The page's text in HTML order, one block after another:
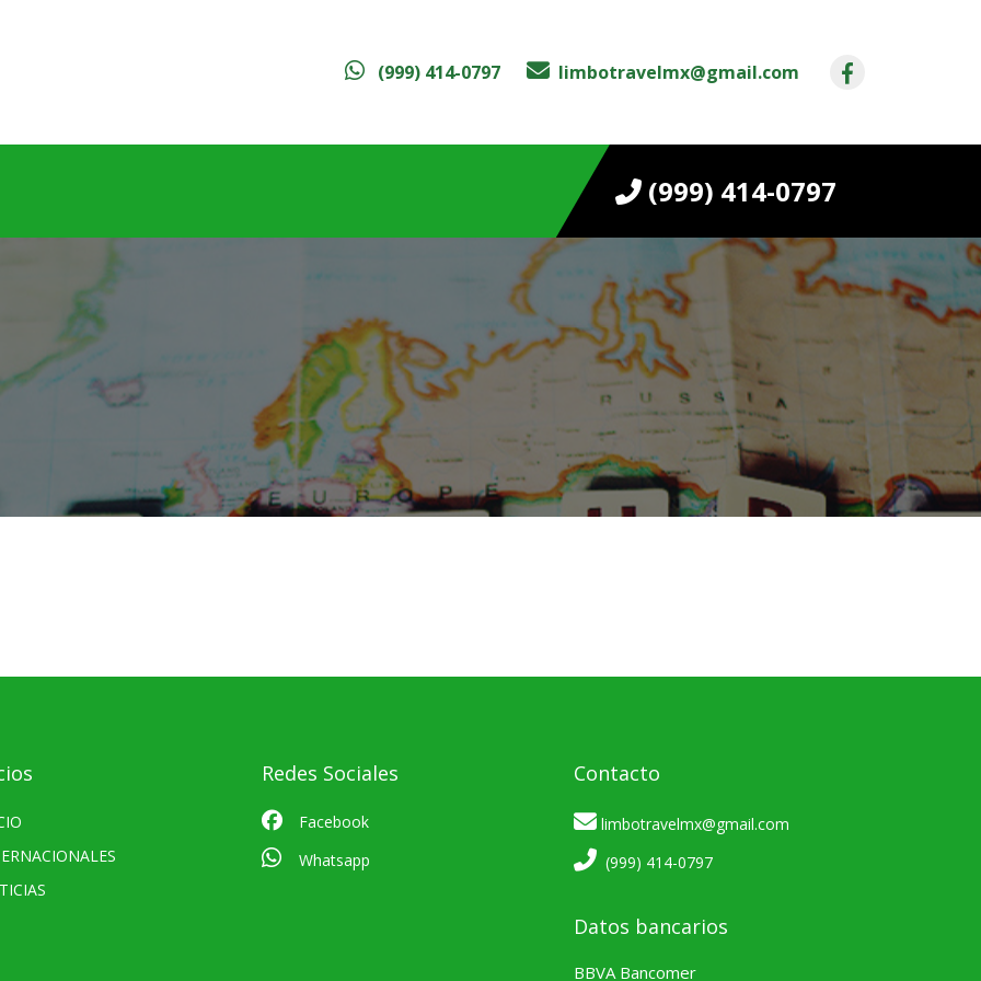
(999) 414-0797 limbotravelmx@gmail.com
(999) 414-0797
Redes Sociales
Facebook
Whatsapp
Contacto
limbotravelmx@gmail.com
(999) 414-0797
Datos bancarios
BBVA Bancomer